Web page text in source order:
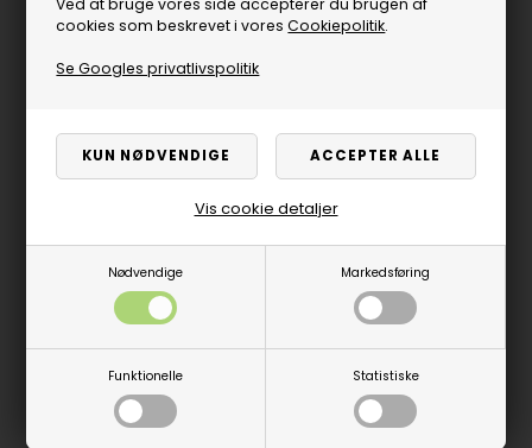
cookies som beskrevet i voresCookiepolitik.
Se Googles privatlivspolitik
Nødvendige Markedsføring
Funktionelle Statistiske
Vis cookie detaljer
Buffalo Premium II no. 3
3.399,00
DKK
Buffalo Premium II no. 4
3.399,00 DKK